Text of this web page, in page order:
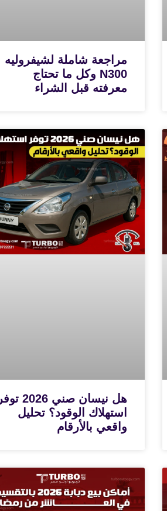
مراجعة شاملة لشيفروليه
N300 وكل ما تحتاج
معرفته قبل الشراء
هل نيسان صني 2026 توفر
استهلاك الوقود؟ تحليل
واقعي بالأرقام